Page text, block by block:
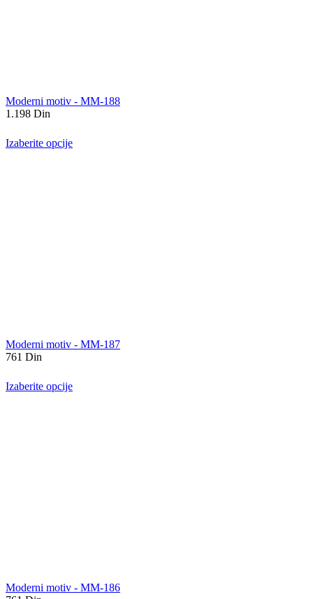
Moderni motiv - MM-188
1.198 Din
Izaberite opcije
Moderni motiv - MM-187
761 Din
Izaberite opcije
Moderni motiv - MM-186